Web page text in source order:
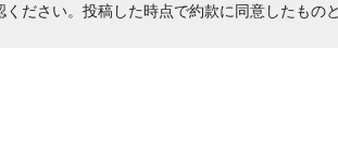
ください。投稿した時点で約款に同意したもの